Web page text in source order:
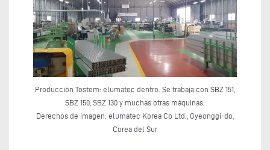
Producción Tostem: elumatec dentro. Se trabaja con SBZ 151,
SBZ 150, SBZ 130 y muchas otras máquinas.
Derechos de imagen: elumatec Korea Co Ltd., Gyeonggi-do,
Corea del Sur